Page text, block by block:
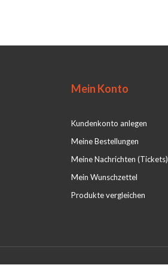
Mein Konto
Kundenkonto anlegen
Meine Bestellungen
Meine Nachrichten (Tickets)
Mein Wunschzettel
Produkte vergleichen